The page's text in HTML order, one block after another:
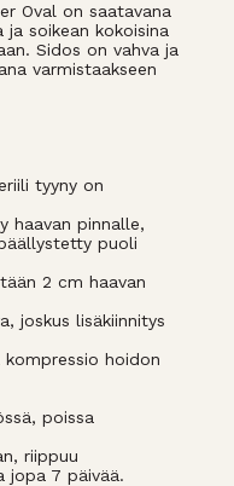
Oval on saatavana
ja soikean kokoisina
Sidos on vahva ja
varmistaakseen
tyyny on
haavan pinnalle,
puoli
2 cm haavan
joskus lisäkiinnitys
hoidon
poissa
riippuu
jopa 7 päivää.